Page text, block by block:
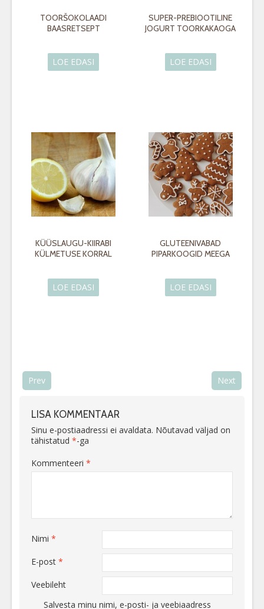
TOORŠOKOLAADI
BAASRETSEPT
LOE EDASI
SUPER-PREBIOOTILINE
JOGURT TOORKAKAOGA
LOE EDASI
KÜÜSLAUGU-KIIRABI
KÜLMETUSE KORRAL
LOE EDASI
GLUTEENIVABAD
PIPARKOOGID MEEGA
LOE EDASI
Prev Next
LISA KOMMENTAAR
Sinu e-postiaadressi ei avaldata. Nõutavad väljad on
tähistatud *-ga
Kommenteeri *
Nimi *
E-post *
Veebileht
Salvesta minu nimi, e-posti- ja veebiaadress